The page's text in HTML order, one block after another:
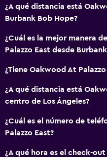
¿A qué distancia está
Burbank Bob Hope?
¿Cuál es la mejor manera
Palazzo East desde
¿Tiene Oakwood At
¿A qué distancia está
centro de Los Ángeles?
¿Cuál es el número de
Palazzo East?
¿A qué hora es el check-